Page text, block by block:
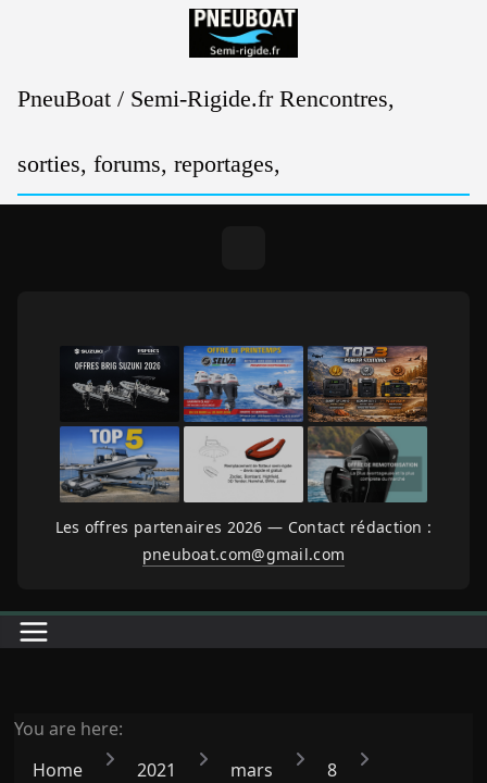
PneuBoat / Semi-Rigide.fr Rencontres,
sorties, forums, reportages,
Les offres partenaires 2026 — Contact rédaction :
pneuboat.com@gmail.com
You are here:
Home
2021 mars
8